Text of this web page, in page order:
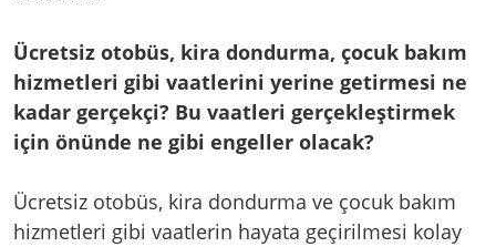
Ücretsiz otobüs, kira dondurma, çocuk bakım
hizmetleri gibi vaatlerini yerine getirmesi ne
kadar gerçekçi? Bu vaatleri gerçekleştirmek
için önünde ne gibi engeller olacak?
Ücretsiz otobüs, kira dondurma ve çocuk bakım
hizmetleri gibi vaatlerin hayata geçirilmesi kolay